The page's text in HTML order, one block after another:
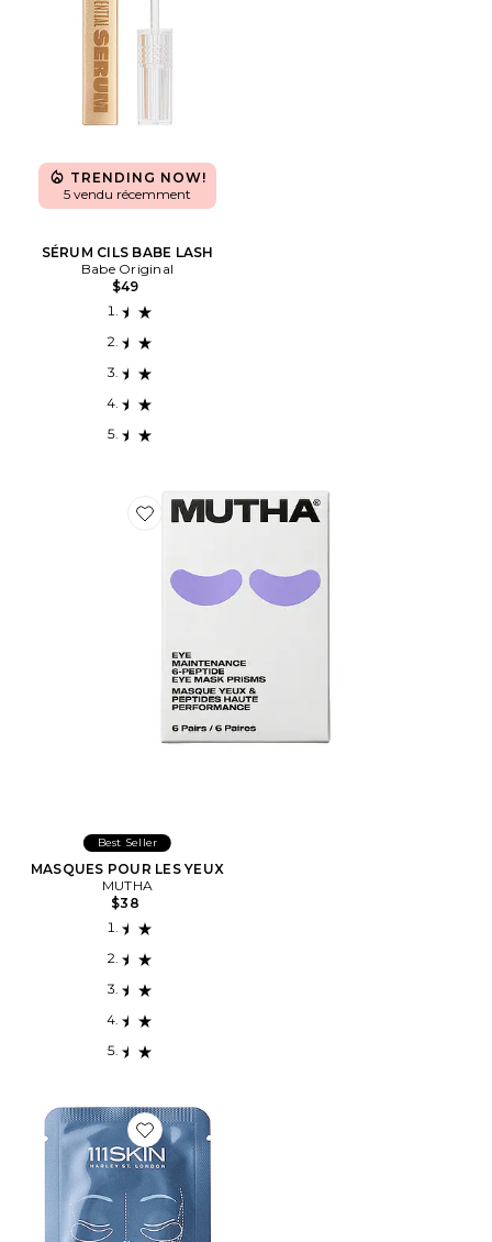
TRENDING NOW!
5 vendu récemment
SÉRUM CILS BABE LASH
Babe Original
$49
Favorite MASQUES POUR LES YEUX
Best Seller
MASQUES POUR LES YEUX
MUTHA
$38
Favorite MASQUE POUR LES YEUX SUB-ZERO DE-